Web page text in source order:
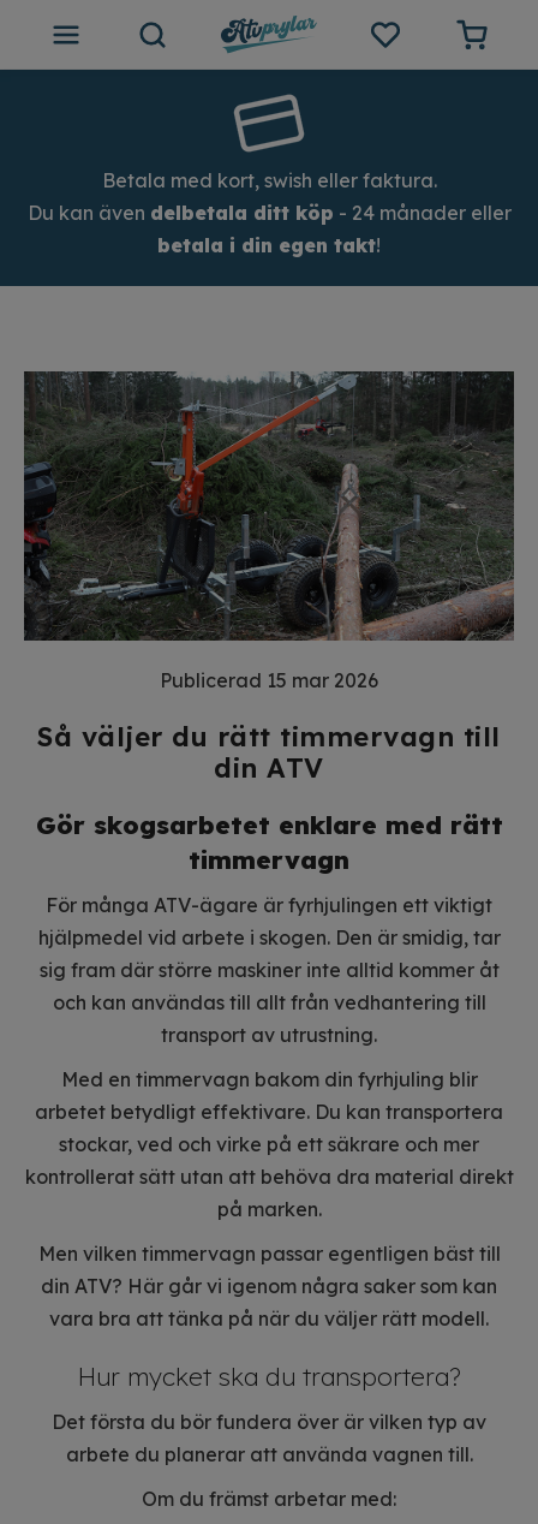
Tips och inspiration
Betala med kort, swish eller faktura.
Du kan även delbetala ditt köp - 24 månader eller
betala i din egen takt!
Publicerad 15 mar 2026
Så väljer du rätt timmervagn till
din ATV
Gör skogsarbetet enklare med rätt
timmervagn
För många ATV-ägare är fyrhjulingen ett viktigt
hjälpmedel vid arbete i skogen. Den är smidig, tar
sig fram där större maskiner inte alltid kommer åt
och kan användas till allt från vedhantering till
transport av utrustning.
Med en timmervagn bakom din fyrhjuling blir
arbetet betydligt effektivare. Du kan transportera
stockar, ved och virke på ett säkrare och mer
kontrollerat sätt utan att behöva dra material direkt
på marken.
Men vilken timmervagn passar egentligen bäst till
din ATV? Här går vi igenom några saker som kan
vara bra att tänka på när du väljer rätt modell.
Hur mycket ska du transportera?
Det första du bör fundera över är vilken typ av
arbete du planerar att använda vagnen till.
Om du främst arbetar med: